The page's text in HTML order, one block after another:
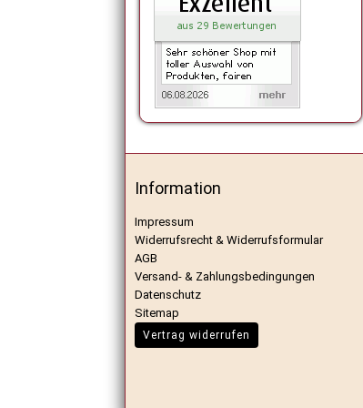
Information
Impressum
Widerrufsrecht & Widerrufsformular
AGB
Versand- & Zahlungsbedingungen
Datenschutz
Sitemap
Vertrag widerrufen